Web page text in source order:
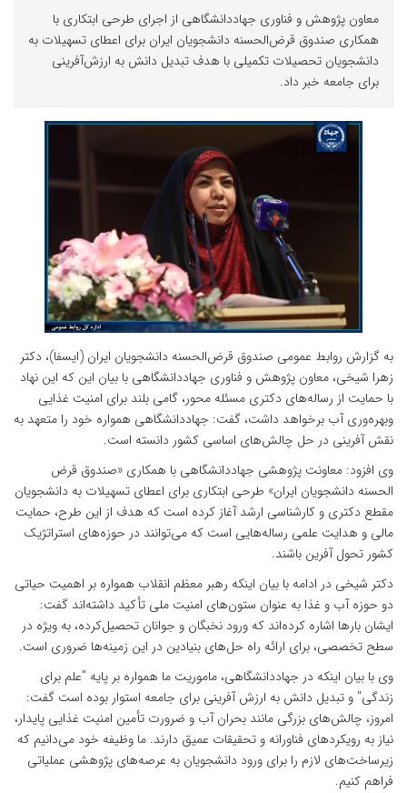
معاون پژوهش و فناوری جهاددانشگاهی از اجرای طرحی ابتکاری با
همکاری صندوق قرض‌الحسنه دانشجویان ایران برای اعطای تسهیلات به
دانشجویان تحصیلات تکمیلی با هدف تبدیل دانش به ارزش‌آفرینی
برای جامعه خبر داد.
به گزارش روابط عمومی صندوق قرض‌الحسنه دانشجویان ایران (ایسفا)، دکتر
زهرا شیخی، معاون پژوهش و فناوری جهاددانشگاهی با بیان این که این نهاد
با حمایت از رساله‌های دکتری مسئله محور، گامی بلند برای امنیت غذایی
وبهره‌وری آب برخواهد داشت، گفت: جهاددانشگاهی همواره خود را متعهد به
نقش آفرینی در حل چالش‌های اساسی کشور دانسته است.
وی افزود: معاونت پژوهشی جهاددانشگاهی با همکاری «صندوق قرض
الحسنه دانشجویان ایران» طرحی ابتکاری برای اعطای تسهیلات به دانشجویان
مقطع دکتری و کارشناسی ارشد آغاز کرده است که هدف از این طرح، حمایت
مالی و هدایت علمی رساله‌هایی است که می‌توانند در حوزه‌های استراتژیک
کشور تحول آفرین باشند.
دکتر شیخی در ادامه با بیان اینکه رهبر معظم انقلاب همواره بر اهمیت حیاتی
دو حوزه آب و غذا به عنوان ستون‌های امنیت ملی تأکید داشته‌اند گفت:
ایشان بارها اشاره کرده‌اند که ورود نخبگان و جوانان تحصیل‌کرده، به ویژه در
سطح تخصصی، برای ارائه راه حل‌های بنیادین در این زمینه‌ها ضروری است.
وی با بیان اینکه در جهاددانشگاهی، ماموریت ما همواره بر پایه "علم برای
زندگی" و تبدیل دانش به ارزش آفرینی برای جامعه استوار بوده است گفت:
امروز، چالش‌های بزرگی مانند بحران آب و ضرورت تأمین امنیت غذایی پایدار،
نیاز به رویکردهای فناورانه و تحقیقات عمیق دارند. ما وظیفه خود می‌دانیم که
زیرساخت‌های لازم را برای ورود دانشجویان به عرصه‌های پژوهشی عملیاتی
فراهم کنیم.